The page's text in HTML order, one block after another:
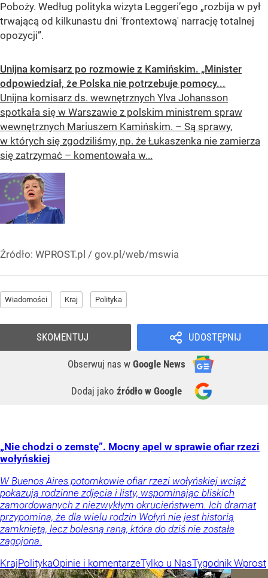
Poboży. Według polityka wizyta Leggeri’ego „rozbija w pył
trwającą od kilkunastu dni 'frontextową' narrację totalnej
opozycji”.
Unijna komisarz po rozmowie z Kamińskim. „Minister
odpowiedział, że Polska nie potrzebuje pomocy...
Unijna komisarz ds. wewnętrznych Ylva Johansson
spotkała się w Warszawie z polskim ministrem spraw
wewnętrznych Mariuszem Kamińskim. – Są sprawy,
w których się zgodziliśmy, np. że Łukaszenka nie zamierza
się zatrzymać – komentowała w...
Źródło: WPROST.pl / gov.pl/web/mswia
Wiadomości Kraj Polityka
UDOSTĘPNIJ
Obserwuj nas w Google News
Dodaj jako źródło w Google
SKOMENTUJ
„Nie chodzi o zemstę”. Mocny apel w sprawie ofiar rzezi
wołyńskiej
W Buenos Aires potomkowie ofiar rzezi wołyńskiej wciąż
pokazują rodzinne zdjęcia i listy, wspominając bliskich
zamordowanych z niezwykłym okrucieństwem. Ich dramat
przypomina, że dla wielu rodzin Wołyń nie jest historią
zamkniętą, lecz bolesną raną, która do dziś nie została
zagojona.
KrajPolitykaOpinie i komentarzeTylko u NasTygodnik Wprost